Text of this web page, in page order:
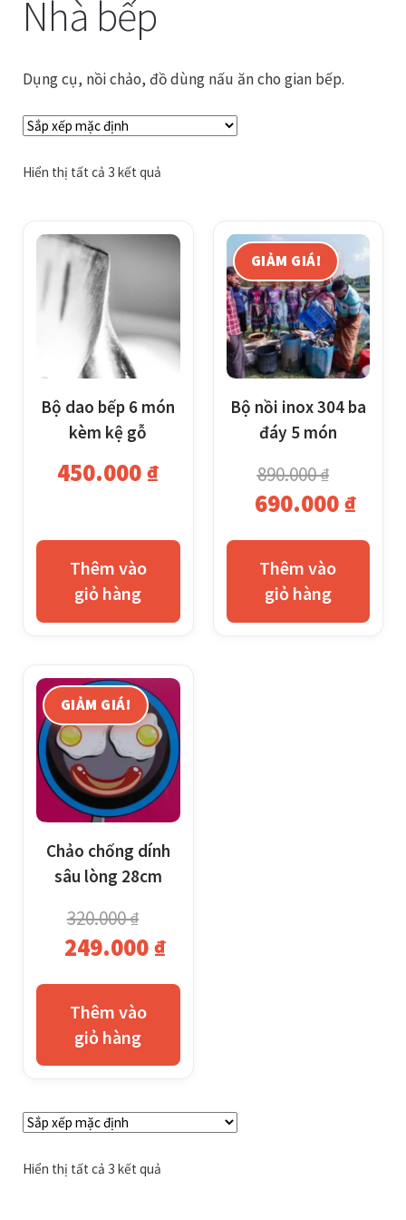
Giỏ hàng
Tài khoản
Nhà bếp
Dụng cụ, nồi chảo, đồ dùng nấu ăn cho gian bếp.
Hiển thị tất cả 3 kết quả
Bộ dao bếp 6 món
kèm kệ gỗ
450.000₫
Thêm vào
giỏ hàng
Bộ nồi inox 304 ba
đáy 5 món
GIẢM GIÁ!
890.000₫
Giá
gốc
là:
890.000 ₫.
690.000₫Giá
hiện
Thêm vào
giỏ hàng
Chảo chống dính
sâu lòng 28cm
GIẢM GIÁ!
320.000₫
Giá
gốc
là:
320.000 ₫.
249.000₫Giá
hiện
249.000 ₫.
Thêm vào
giỏ hàng
Hiển thị tất cả 3 kết quả